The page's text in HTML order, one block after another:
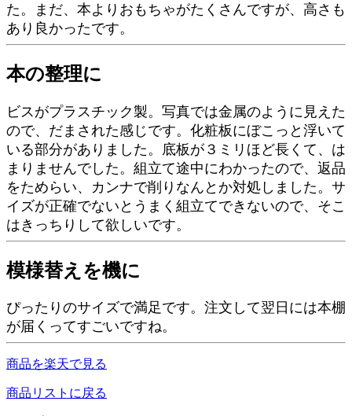
た。まだ、本よりおもちゃがたくさんですが、高さも
あり良かったです。
本の整理に
ビスがプラスチック製。写真では金属のように見えた
ので、だまされた感じです。化粧板にぼこっと浮いて
いる部分がありました。底板が３ミリほど長くて、は
まりませんでした。組立て途中にわかったので、返品
をためらい、カンナで削りなんとか対処しました。サ
イズが正確でないとうまく組立てできないので、そこ
はきっちりして欲しいです。
模様替えを機に
ぴったりのサイズで満足です。注文して翌日には本棚
が届くってすごいですね。
商品を楽天で見る
商品リストに戻る